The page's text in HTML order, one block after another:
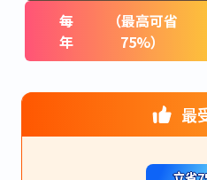
每
年
（最高可省
75%）
最